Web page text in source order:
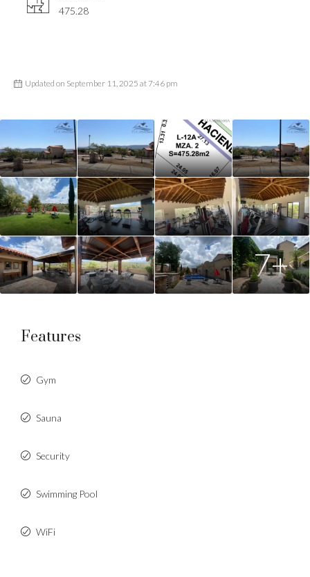
475.28
Updated on September 11, 2025 at 7:46 pm
7+
Features
Gym
Sauna
Security
Swimming Pool
WiFi